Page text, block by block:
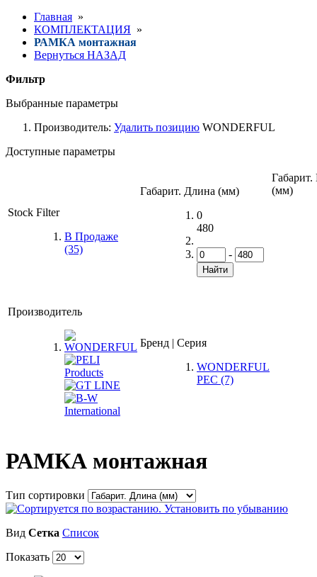
Главная »
КОМПЛЕКТАЦИЯ »
РАМКА монтажная
Вернуться НАЗАД
Фильтр
Выбранные параметры
Производитель: Удалить позицию WONDERFUL
Доступные параметры
Stock Filter
В Продаже
(35)
Габарит. Длина (мм)
0
480
-
Найти
(мм)
Производитель
Бренд | Серия
WONDERFUL
PEC (7)
РАМКА монтажная
Тип сортировки
Вид Сетка Список
Показать